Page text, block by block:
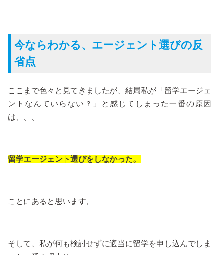
今ならわかる、エージェント選びの反
省点
ここまで色々と見てきましたが、結局私が「留学エージェ
ントなんていらない？」と感じてしまった一番の原因
は、、、
留学エージェント選びをしなかった。
ことにあると思います。
そして、私が何も検討せずに適当に留学を申し込んでしま